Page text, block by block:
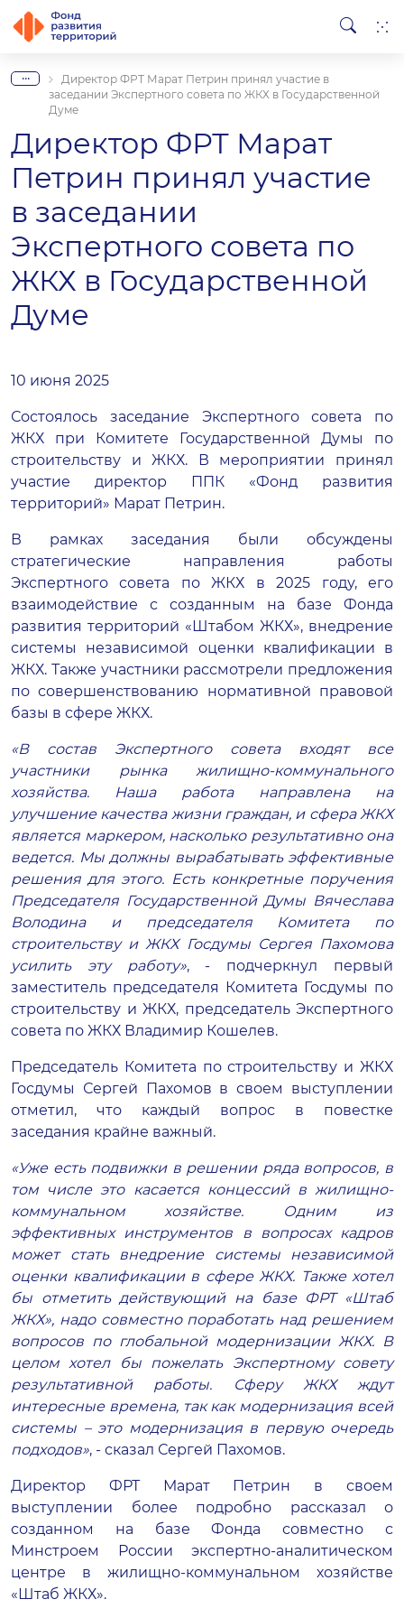
...
Директор ФРТ Марат Петрин принял участие в
заседании Экспертного совета по ЖКХ в Государственной
Думе
Директор ФРТ Марат
Петрин принял участие
в заседании
Экспертного совета по
ЖКХ в Государственной
Думе
10 июня 2025
Состоялось заседание Экспертного совета по
ЖКХ при Комитете Государственной Думы по
строительству и ЖКХ. В мероприятии принял
участие директор ППК «Фонд развития
территорий» Марат Петрин.
В рамках заседания были обсуждены
стратегические направления работы
Экспертного совета по ЖКХ в 2025 году, его
взаимодействие с созданным на базе Фонда
развития территорий «Штабом ЖКХ», внедрение
системы независимой оценки квалификации в
ЖКХ. Также участники рассмотрели предложения
по совершенствованию нормативной правовой
базы в сфере ЖКХ.
«В состав Экспертного совета входят все
участники рынка жилищно-коммунального
хозяйства. Наша работа направлена на
улучшение качества жизни граждан, и сфера ЖКХ
является маркером, насколько результативно она
ведется. Мы должны вырабатывать эффективные
решения для этого. Есть конкретные поручения
Председателя Государственной Думы Вячеслава
Володина и председателя Комитета по
строительству и ЖКХ Госдумы Сергея Пахомова
усилить эту работу», - подчеркнул первый
заместитель председателя Комитета Госдумы по
строительству и ЖКХ, председатель Экспертного
совета по ЖКХ Владимир Кошелев.
Председатель Комитета по строительству и ЖКХ
Госдумы Сергей Пахомов в своем выступлении
отметил, что каждый вопрос в повестке
заседания крайне важный.
«Уже есть подвижки в решении ряда вопросов, в
том числе это касается концессий в жилищно-
коммунальном хозяйстве. Одним из
эффективных инструментов в вопросах кадров
может стать внедрение системы независимой
оценки квалификации в сфере ЖКХ. Также хотел
бы отметить действующий на базе ФРТ «Штаб
ЖКХ», надо совместно поработать над решением
вопросов по глобальной модернизации ЖКХ. В
целом хотел бы пожелать Экспертному совету
результативной работы. Сферу ЖКХ ждут
интересные времена, так как модернизация всей
системы – это модернизация в первую очередь
подходов», - сказал Сергей Пахомов.
Директор ФРТ Марат Петрин в своем
выступлении более подробно рассказал о
созданном на базе Фонда совместно с
Минстроем России экспертно-аналитическом
центре в жилищно-коммунальном хозяйстве
«Штаб ЖКХ».